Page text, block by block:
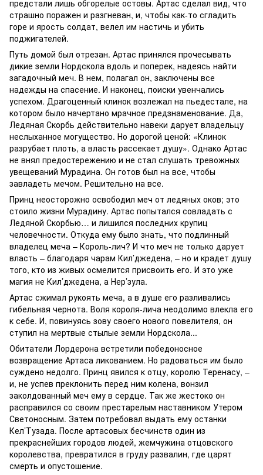
предстали лишь обгорелые остовы. Артас сделал вид, что
страшно поражен и разгневан, и, чтобы как-то сгладить
горе и ярость солдат, велел им настичь и убить
поджигателей.
Путь домой был отрезан. Артас принялся прочесывать
дикие земли Нордскола вдоль и поперек, надеясь найти
загадочный меч. В нем, полагал он, заключены все
надежды на спасение. И наконец, поиски увенчались
успехом. Драгоценный клинок возлежал на пьедестале, на
котором было начертано мрачное предзнаменование. Да,
Ледяная Скорбь действительно навеки дарует владельцу
неслыханное могущество. Но дорогой ценой: «Клинок
разрубает плоть, а власть рассекает душу». Однако Артас
не внял предостережению и не стал слушать тревожных
увещеваний Мурадина. Он готов был на все, чтобы
завладеть мечом. Решительно на все.
Принц неосторожно освободил меч от ледяных оков; это
стоило жизни Мурадину. Артас попытался совладать с
Ледяной Скорбью… и лишился последних крупиц
человечности. Откуда ему было знать, что подлинный
владелец меча – Король-лич? И что меч не только дарует
власть – благодаря чарам Кил’джедена, – но и крадет душу
того, кто из живых осмелится присвоить его. И это уже
магия не Кил’джедена, а Нер’зула.
Артас сжимал рукоять меча, а в душе его разливались
гибельная чернота. Воля короля-лича неодолимо влекла его
к себе. И, повинуясь зову своего нового повелителя, он
ступил на мертвые стылые земли Нордскола...
Обитатели Лордерона встретили победоносное
возвращение Артаса ликованием. Но радоваться им было
суждено недолго. Принц явился к отцу, королю Теренасу, –
и, не успев преклонить перед ним колена, вонзил
заколдованный меч ему в сердце. Так же жестоко он
расправился со своим престарелым наставником Утером
Светоносным. Затем потребовал выдать ему останки
Кел’Тузада. После артасовых бесчинств один из
прекраснейших городов людей, жемчужина отцовского
королевства, превратился в груду развалин, где царят
смерть и опустошение.